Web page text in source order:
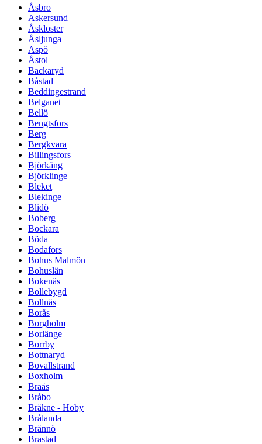
Åsbro
Askersund
Åskloster
Åsljunga
Aspö
Åstol
Backaryd
Båstad
Beddingestrand
Belganet
Bellö
Bengtsfors
Berg
Bergkvara
Billingsfors
Björkäng
Björklinge
Bleket
Blekinge
Blidö
Boberg
Bockara
Böda
Bodafors
Bohus Malmön
Bohuslän
Bokenäs
Bollebygd
Bollnäs
Borås
Borgholm
Borlänge
Borrby
Bottnaryd
Bovallstrand
Boxholm
Braås
Bråbo
Bräkne - Hoby
Brålanda
Brännö
Brastad